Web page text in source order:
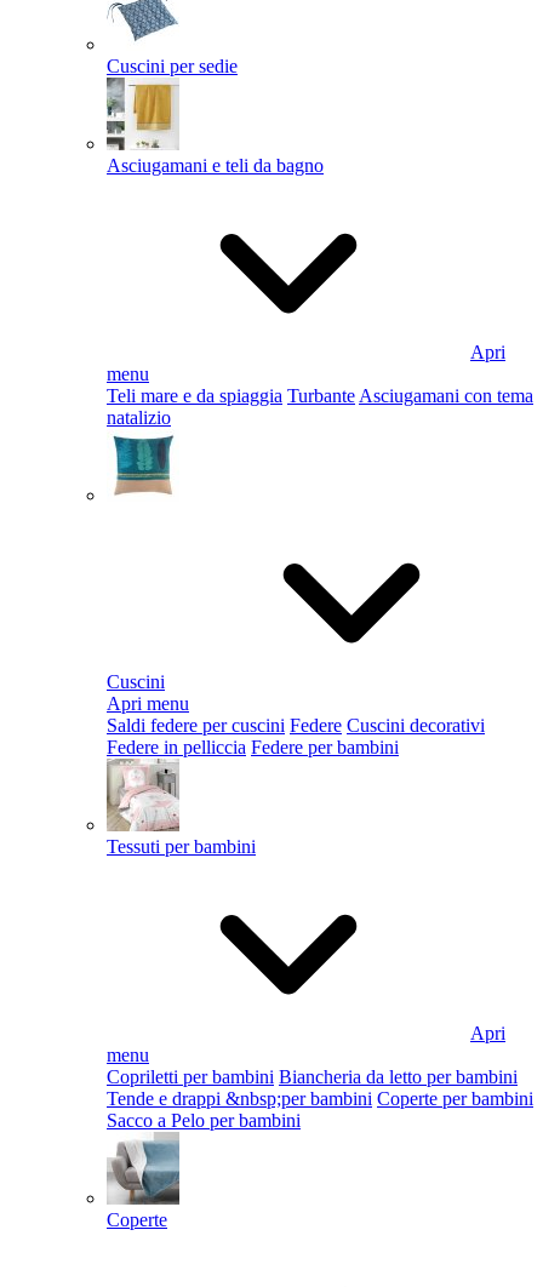
Cuscini per sedie
Asciugamani e teli da bagno
Apri
menu
Teli mare e da spiaggia Turbante Asciugamani con tema
natalizio
Cuscini
Apri menu
Saldi federe per cuscini Federe Cuscini decorativi
Federe in pelliccia Federe per bambini
Tessuti per bambini
Apri
menu
Copriletti per bambini Biancheria da letto per bambini
Tende e drappi &nbsp;per bambini Coperte per bambini
Sacco a Pelo per bambini
Coperte